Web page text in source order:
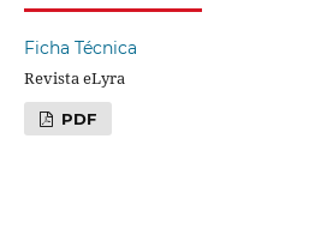
Ficha Técnica
Revista eLyra
PDF